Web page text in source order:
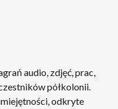
audio, zdjęć, prac,
półkolonii.
odkryte